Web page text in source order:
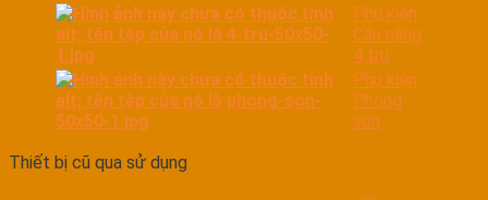
Phụ kiện
Cầu nâng
4 trụ
Phụ kiện
Phòng
sơn
Thiết bị cũ qua sử dụng